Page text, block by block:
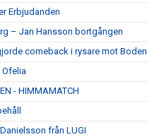
Erbjudanden
– Jan Hansson bortgången
comeback i rysare mot Boden
- HIMMAMATCH
från LUGI